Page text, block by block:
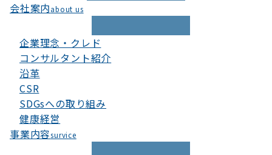
会社案内about us
企業理念・クレド
コンサルタント紹介
沿革
CSR
SDGsへの取り組み
健康経営
事業内容survice